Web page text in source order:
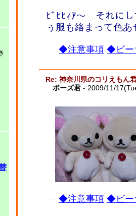
ﾋﾞﾋﾋｨｱ～ それに
ぅ服も絡まって色
◆注意事項 ◆ビー
Re: 神奈川県のコリえもん
ボーズ君 - 2009/11/
◆注意事項 ◆ビー